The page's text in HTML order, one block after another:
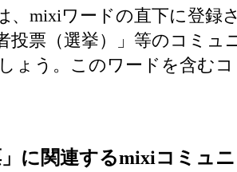
、mixiワードの直下に登録
投票（選挙）」等のコミュ
ょう。このワードを含む
」に関連するmixiコミュニ